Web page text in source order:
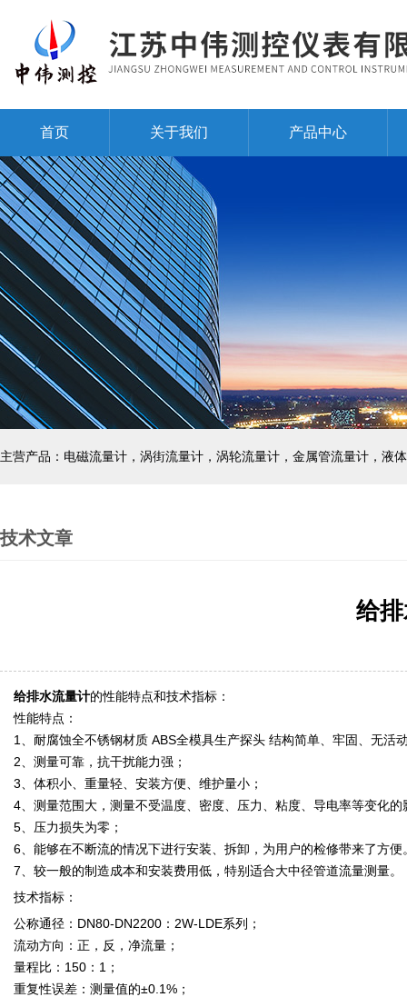
首页 关于我们 产品中心
主营产品：电磁流量计，涡街流量计，涡轮流量计，金属管流量计，液
技术文章
给
给排水流量计的性能特点和技术指标：
性能特点：
1、耐腐蚀全不锈钢材质 ABS全模具生产探头 结构简单、牢固、无活
2、测量可靠，抗干扰能力强；
3、体积小、重量轻、安装方便、维护量小；
4、测量范围大，测量不受温度、密度、压力、粘度、导电率等变化的
5、压力损失为零；
6、能够在不断流的情况下进行安装、拆卸，为用户的检修带来了方便
7、较一般的制造成本和安装费用低，特别适合大中径管道流量测量。
技术指标：
公称通径：DN80-DN2200：2W-LDE系列；
流动方向：正，反，净流量；
量程比：150：1；
重复性误差：测量值的±0.1%；